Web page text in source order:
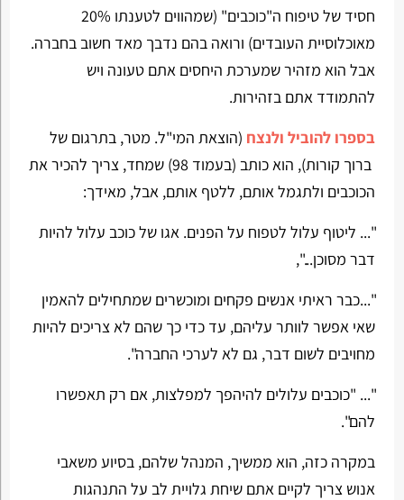
חסיד של טיפוח ה"כוכבים" (שמהווים לטענתו 20%
מאוכלוסיית העובדים) ורואה בהם נדבך מאד חשוב בחברה.
אבל הוא מזהיר שמערכת היחסים אתם טעונה ויש
להתמודד אתם בזהירות.
בספרו להוביל ולנצח (הוצאת המי"ל. מטר, בתרגום של
ברוך קורות), הוא כותב (בעמוד 98) שמחד, צריך להכיר את
הכוכבים ולתגמל אותם, ללטף אותם, אבל, מאידך:
"... ליטוף עלול לטפוח על הפנים. אגו של כוכב עלול להיות
דבר מסוכן...",
"...כבר ראיתי אנשים פקחים ומוכשרים שמתחילים להאמין
שאי אפשר לוותר עליהם, עד כדי כך שהם לא צריכים להיות
מחויבים לשום דבר, גם לא לערכי החברה".
"... "כוכבים עלולים להיהפך למפלצות, אם רק תאפשרו
להם".
במקרה כזה, הוא ממשיך, המנהל שלהם, בסיוע משאבי
אנוש צריך לקיים אתם שיחת גלויית לב על התנהגות